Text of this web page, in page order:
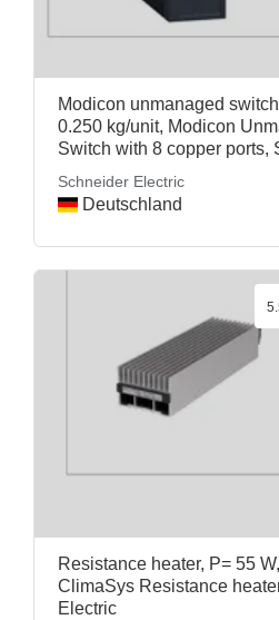
Modicon unmanaged
0.250 kg/unit, Modicon
Switch with 8 copper ports,
Schneider Electric
Deutschland
Resistance heater, P= 55
ClimaSys Resistance
Electric